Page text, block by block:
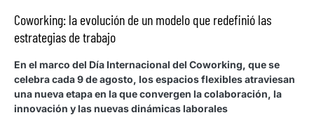
Coworking: la evolución de un modelo que redefinió las
estrategias de trabajo
En el marco del Día Internacional del Coworking, que se
celebra cada 9 de agosto, los espacios flexibles atraviesan
una nueva etapa en la que convergen la colaboración, la
innovación y las nuevas dinámicas laborales